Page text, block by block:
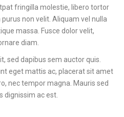
fringilla molestie, libero tortor
non velit. Aliquam vel nulla
massa. Fusce dolor velit,
diam.
sed dapibus sem auctor quis.
eget mattis ac, placerat sit amet
nec tempor magna. Mauris sed
dignissim ac est.